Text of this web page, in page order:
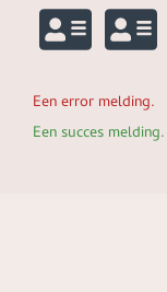
Een error melding.
Een succes melding.